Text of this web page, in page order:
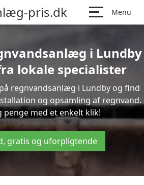
pris.dk Menu
i Lundby
lokale specialister
regnvandsanlæg i Lundby og find
og opsamling af regnvand.
penge med et enkelt klik!
gratis og uforpligtende